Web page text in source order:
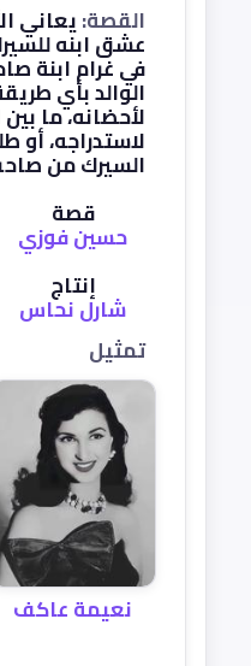
القصة:يعاني
عشق ابنه
في غرام ابنة
الوالد بأي
لأحضانه، ما
لاستدراجه، أو
السيرك من
قصة
حسين فوزي
إنتاج
شارل نحاس
تمثيل
نعيمة عاكف